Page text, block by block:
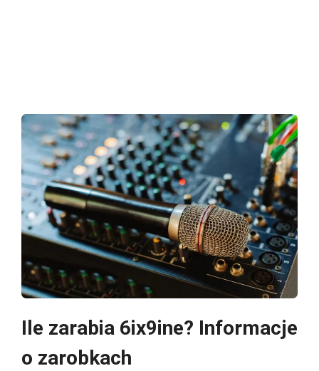
Ile zarabia 6ix9ine? Informacje
o zarobkach